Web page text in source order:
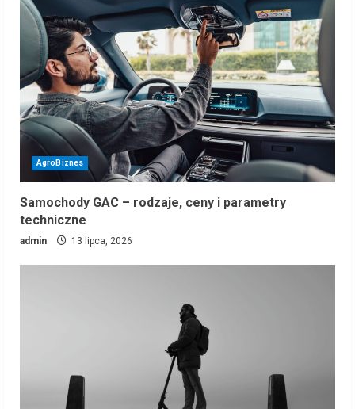
AgroBiznes
Samochody GAC – rodzaje, ceny i parametry
techniczne
admin 13 lipca, 2026